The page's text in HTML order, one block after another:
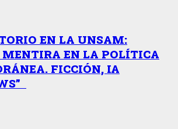
EN LA UNSAM:
MENTIRA EN LA POLÍTICA
FICCIÓN, IA